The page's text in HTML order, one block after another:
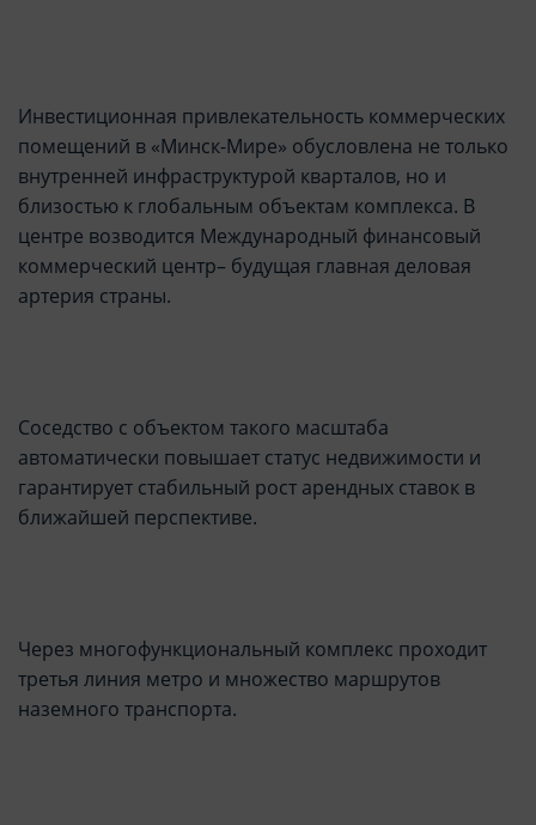
Инвестиционная привлекательность коммерческих
помещений в «Минск-Мире» обусловлена не только
внутренней инфраструктурой кварталов, но и
близостью к глобальным объектам комплекса. В
центре возводится Международный финансовый
коммерческий центр– будущая главная деловая
артерия страны.
Соседство с объектом такого масштаба
автоматически повышает статус недвижимости и
гарантирует стабильный рост арендных ставок в
ближайшей перспективе.
Через многофункциональный комплекс проходит
третья линия метро и множество маршрутов
наземного транспорта.